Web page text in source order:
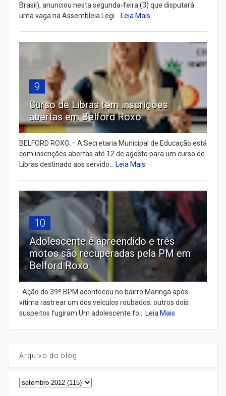
Brasil), anunciou nesta segunda-feira (3) que disputará
uma vaga na Assembleia Legi...
Leia Mais
9
Curso de Libras tem inscrições
abertas em Belford Roxo
BELFORD ROXO – A Secretaria Municipal de Educação está
com inscrições abertas até 12 de agosto para um curso de
Libras destinado aos servido...
Leia Mais
10
Adolescente é apreendido e três
motos são recuperadas pela PM em
Belford Roxo
Ação do 39º BPM aconteceu no bairro Maringá após
vítima rastrear um dos veículos roubados; outros dois
suspeitos fugiram Um adolescente fo...
Leia Mais
Arquivo do blog